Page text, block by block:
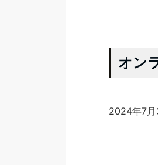
オン
2024年7